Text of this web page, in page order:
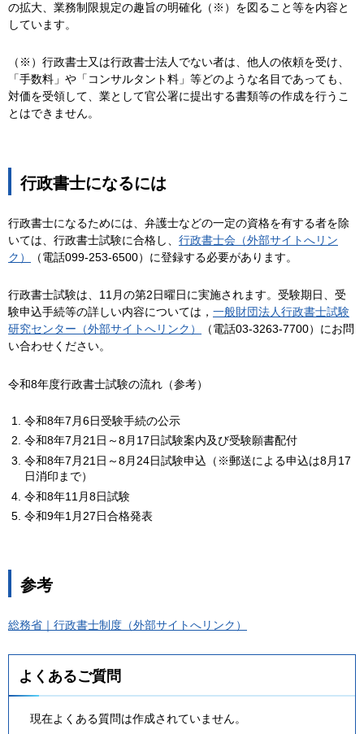
の拡大、業務制限規定の趣旨の明確化（※）を図ること等を内容と
しています。
（※）行政書士又は行政書士法人でない者は、他人の依頼を受け、
「手数料」や「コンサルタント料」等どのような名目であっても、
対価を受領して、業として官公署に提出する書類等の作成を行うこ
とはできません。
行政書士になるには
行政書士になるためには、弁護士などの一定の資格を有する者を除
いては、行政書士試験に合格し、 行政書士会（外部サイトへリン
ク）
（電話099-253-6500）に登録する必要があります。
行政書士試験は、11月の第2日曜日に実施されます。受験期日、受
験申込手続等の詳しい内容については， 一般財団法人行政書士試験
研究センター（外部サイトへリンク）
（電話03-3263-7700）にお問
い合わせください。
令和8年度行政書士試験の流れ（参考）
令和8年7月6日受験手続の公示
令和8年7月21日～8月17日試験案内及び受験願書配付
令和8年7月21日～8月24日試験申込（※郵送による申込は8月17
日消印まで）
令和8年11月8日試験
令和9年1月27日合格発表
参考
総務省｜行政書士制度（外部サイトへリンク）
よくあるご質問
現在よくある質問は作成されていません。